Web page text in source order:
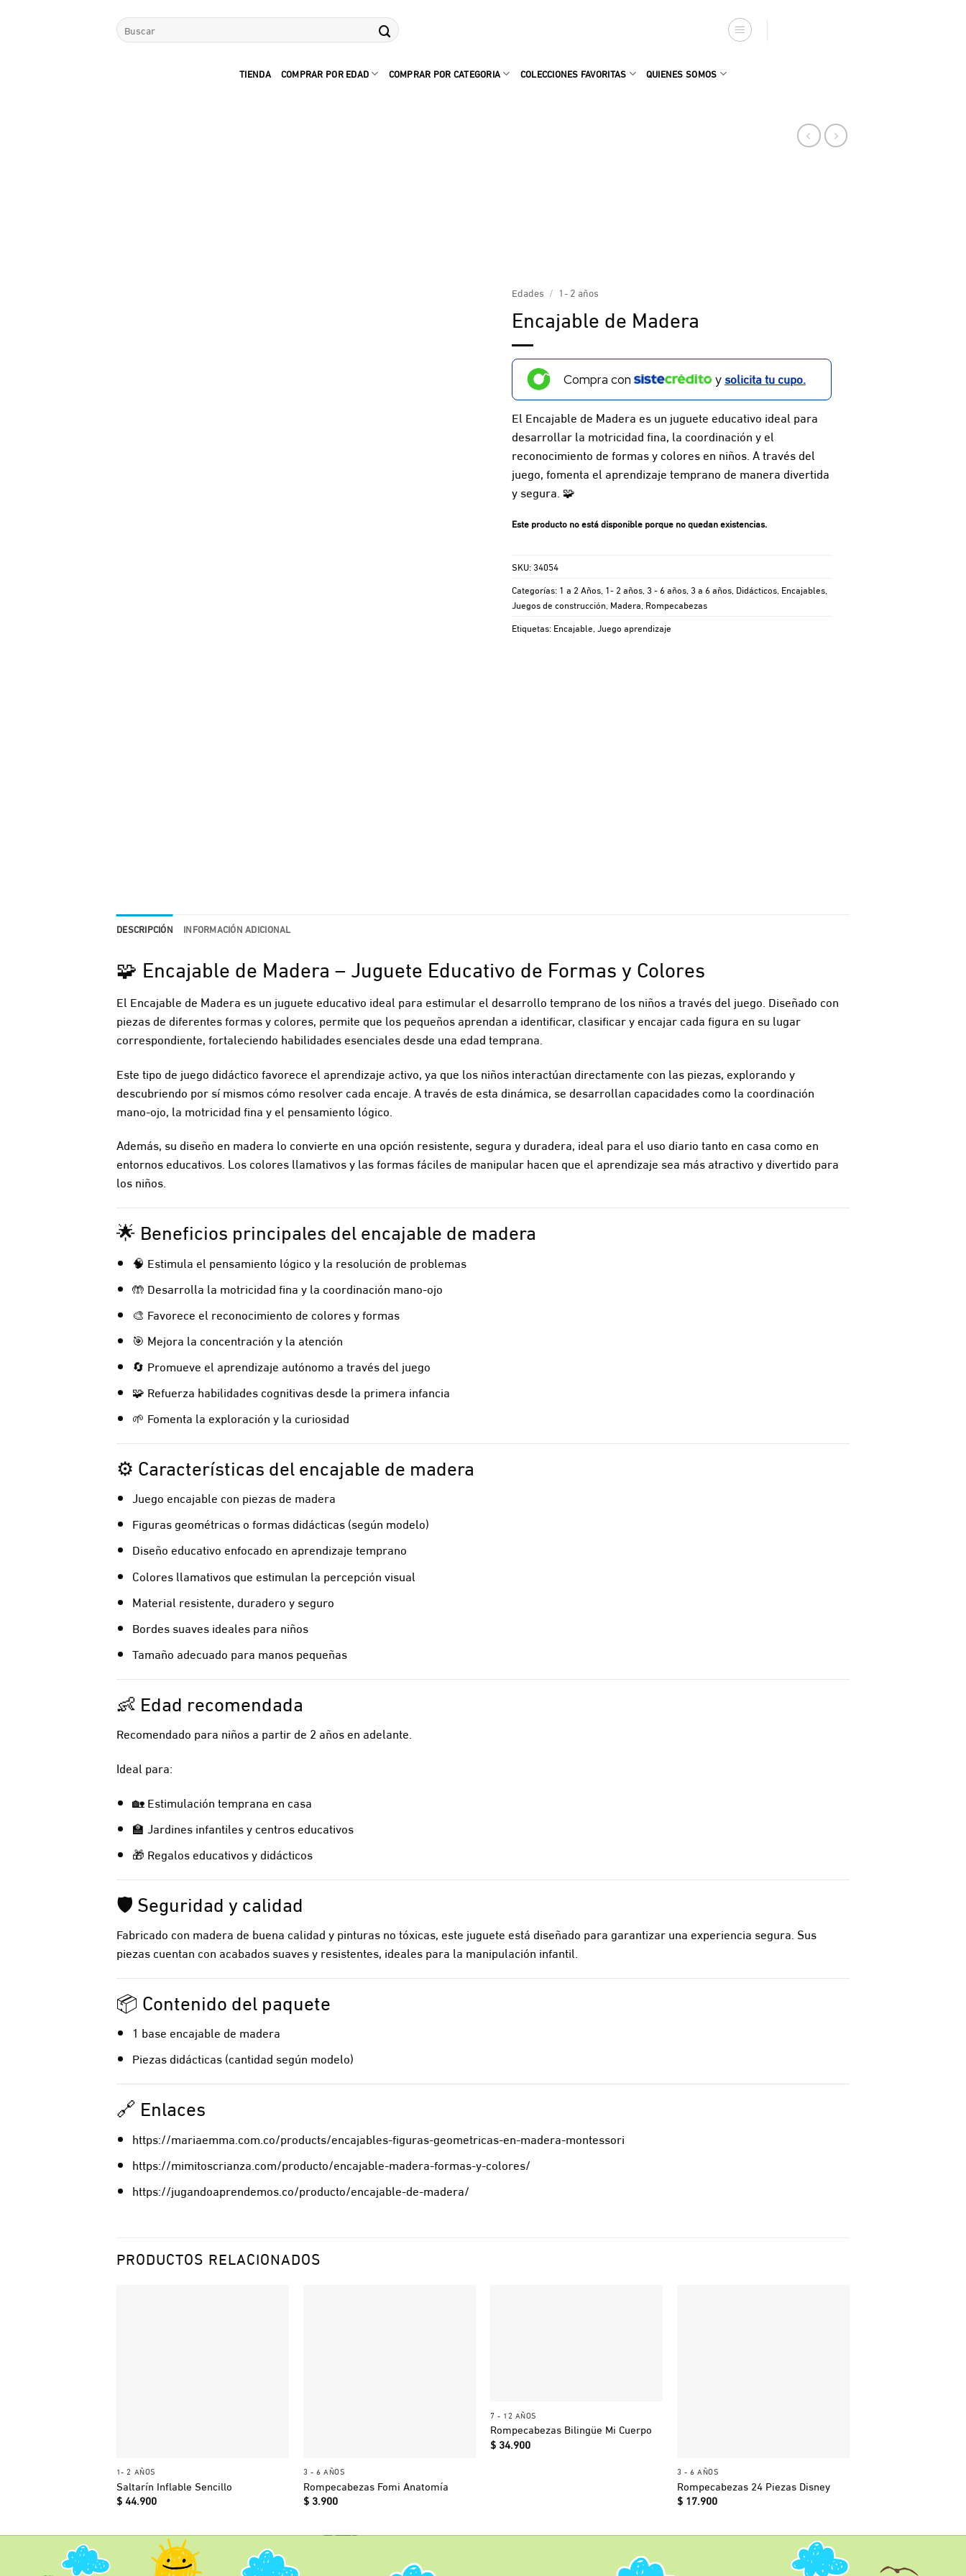
Buscar
por:
TIENDA COMPRAR POR EDAD COMPRAR POR CATEGORIA COLECCIONES FAVORITAS QUIENES SOMOS
Edades / 1- 2 años
Encajable de Madera
Compra con ysolicita tu cupo.
El Encajable de Madera es un juguete educativo ideal para
desarrollar la motricidad fina, la coordinación y el
reconocimiento de formas y colores en niños. A través del
juego, fomenta el aprendizaje temprano de manera divertida
y segura. 🧩
Este producto no está disponible porque no quedan existencias.
SKU: 34054
Categorías: 1 a 2 Años, 1- 2 años, 3 - 6 años, 3 a 6 años, Didácticos, Encajables,
Juegos de construcción Madera Rompecabezas
Etiquetas: Encajable Juego aprendizaje
DESCRIPCIÓN INFORMACIÓN ADICIONAL
🧩 Encajable de Madera – Juguete Educativo de Formas y Colores
El Encajable de Madera es un juguete educativo ideal para estimular el desarrollo temprano de los niños a través del juego. Diseñado con
piezas de diferentes formas y colores, permite que los pequeños aprendan a identificar, clasificar y encajar cada figura en su lugar
correspondiente, fortaleciendo habilidades esenciales desde una edad temprana.
Este tipo de juego didáctico favorece el aprendizaje activo, ya que los niños interactúan directamente con las piezas, explorando y
descubriendo por sí mismos cómo resolver cada encaje. A través de esta dinámica, se desarrollan capacidades como la coordinación
mano-ojo, la motricidad fina y el pensamiento lógico.
Además, su diseño en madera lo convierte en una opción resistente, segura y duradera, ideal para el uso diario tanto en casa como en
entornos educativos. Los colores llamativos y las formas fáciles de manipular hacen que el aprendizaje sea más atractivo y divertido para
los niños.
🌟 Beneficios principales del encajable de madera
🧠 Estimula el pensamiento lógico y la resolución de problemas
🤲 Desarrolla la motricidad fina y la coordinación mano-ojo
🎨 Favorece el reconocimiento de colores y formas
🎯 Mejora la concentración y la atención
🔄 Promueve el aprendizaje autónomo a través del juego
🧩 Refuerza habilidades cognitivas desde la primera infancia
🌱 Fomenta la exploración y la curiosidad
⚙️ Características del encajable de madera
Juego encajable con piezas de madera
Figuras geométricas o formas didácticas (según modelo)
Diseño educativo enfocado en aprendizaje temprano
Colores llamativos que estimulan la percepción visual
Material resistente, duradero y seguro
Bordes suaves ideales para niños
Tamaño adecuado para manos pequeñas
👶 Edad recomendada
Recomendado para niños a partir de 2 años en adelante.
Ideal para:
🏡 Estimulación temprana en casa
🏫 Jardines infantiles y centros educativos
🎁 Regalos educativos y didácticos
🛡️ Seguridad y calidad
Fabricado con madera de buena calidad y pinturas no tóxicas, este juguete está diseñado para garantizar una experiencia segura. Sus
piezas cuentan con acabados suaves y resistentes, ideales para la manipulación infantil.
📦 Contenido del paquete
1 base encajable de madera
Piezas didácticas (cantidad según modelo)
🔗 Enlaces
https://mariaemma.com.co/products/encajables-figuras-geometricas-en-madera-montessori
https://mimitoscrianza.com/producto/encajable-madera-formas-y-colores/
https://jugandoaprendemos.co/producto/encajable-de-madera/
PRODUCTOS RELACIONADOS
1- 2 AÑOS
Saltarín Inflable Sencillo
$44.900
3 - 6 AÑOS
Rompecabezas Fomi Anatomía
$3.900
7 - 12 AÑOS
Rompecabezas Bilingüe Mi Cuerpo
$34.900
3 - 6 AÑOS
Rompecabezas 24 Piezas Disney
$17.900